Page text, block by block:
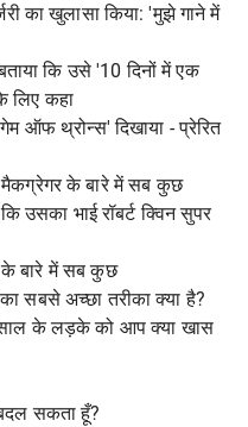
का खुलासा किया: 'मुझे गाने में
कि उसे '10 दिनों में एक
लिए कहा
ऑफ थ्रोन्स' दिखाया - प्रेरित
मैकग्रेगर के बारे में सब कुछ
उसका भाई रॉबर्ट क्विन सुपर
के बारे में सब कुछ
सबसे अच्छा तरीका क्या है?
के लड़के को आप क्या खास
सकता हूँ?